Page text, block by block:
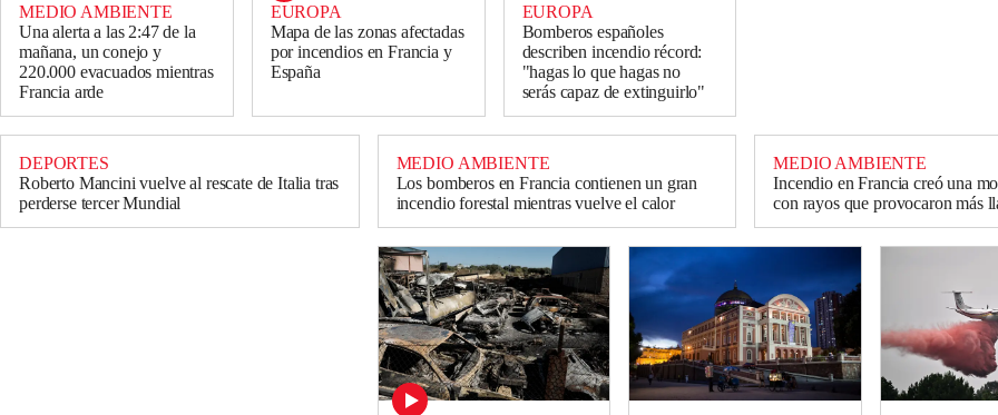
MEDIO AMBIENTE
Una alerta a las 2:47 de la
mañana, un conejo y
220.000 evacuados mientras
Francia arde
EUROPA
Mapa de las zonas afectadas
por incendios en Francia y
España
EUROPA
Bomberos españoles
describen incendio récord:
"hagas lo que hagas no
serás capaz de extinguirlo"
DEPORTES
Roberto Mancini vuelve al rescate de Italia tras
perderse tercer Mundial
MEDIO AMBIENTE
Los bomberos en Francia contienen un gran
incendio forestal mientras vuelve el calor
MEDIO AMBIENTE
Incendio en Francia creó una
con rayos que provocaron más